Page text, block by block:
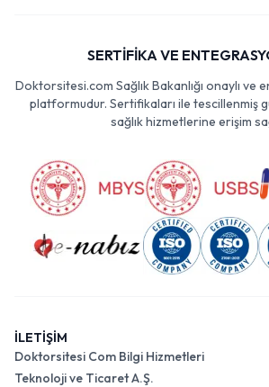
SERTİFİKA VE
Doktorsitesi.com Sağlık Bakanlığı onaylı ve
platformudur. Sertifikaları ile tescillenmiş
sağlık hizmetlerine erişim
İLETİŞİM
Doktorsitesi Com Bilgi Hizmetleri
Teknoloji ve Ticaret A.Ş.